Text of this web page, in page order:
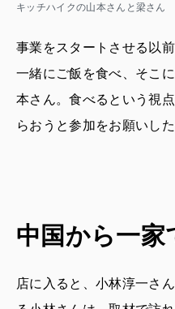
キッチハイクの山本さんと梁さん
事業をスタートさせる以
一緒にご飯を食べ、そこ
本さん。食べるという視
らおうと参加をお願いした
中国から一家
店に入ると、小林淳一さ